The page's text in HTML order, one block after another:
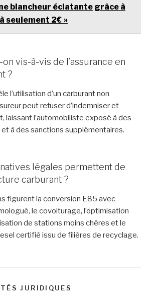
blancheur éclatante grâce à
seulement 2€ »
vis-à-vis de l’assurance en
?
l’utilisation d’un carburant non
peut refuser d’indemniser et
laissant l’automobiliste exposé à des
à des sanctions supplémentaires.
légales permettent de
carburant ?
figurent la conversion E85 avec
le covoiturage, l’optimisation
de stations moins chères et le
certifié issu de filières de recyclage.
JURIDIQUES